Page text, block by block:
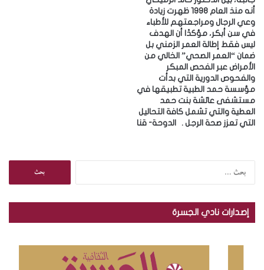
أنه منذ العام 1998 ظهرت زيادة
وعي الرجال ومراجعتهم للأطباء
في سن أبكر، مؤكدًا أن الهدف
ليس فقط إطالة العمر الزمني بل
ضمان “العمر الصحي” الخالي من
الأمراض عبر الفحص المبكر
والفحوص الدورية التي بدأت
مؤسسة حمد الطبية تطبيقها في
مستشفى عائشة بنت حمد
العطية والتي تشمل كافة التحاليل
التي تعزز صحة الرجل . ‎الدوحة- قنا
ح
إصدارات نادي الجسرة